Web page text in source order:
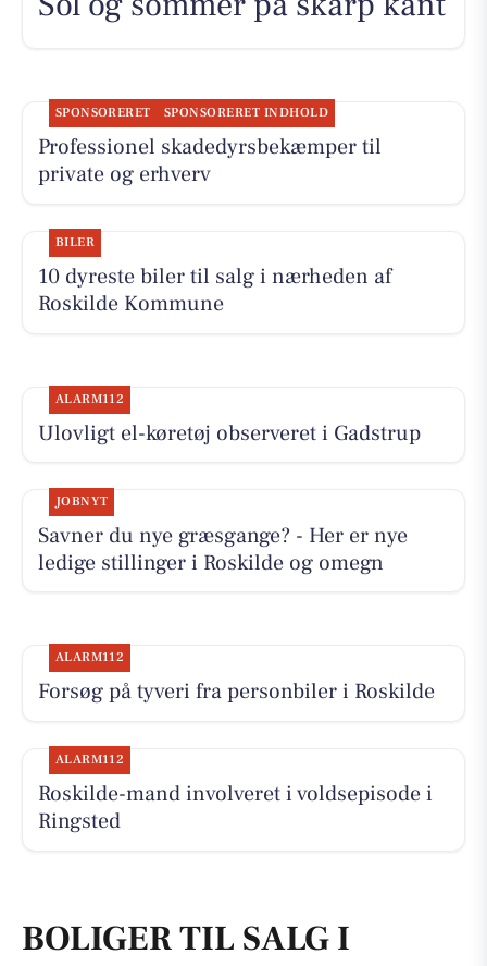
SPONSORERET SPONSORERET INDHOLD
Professionel skadedyrsbekæmper til
private og erhverv
BILER
10 dyreste biler til salg i nærheden af
Roskilde Kommune
ALARM112
Ulovligt el-køretøj observeret i Gadstrup
JOBNYT
Savner du nye græsgange? - Her er nye
ledige stillinger i Roskilde og omegn
ALARM112
Forsøg på tyveri fra personbiler i Roskilde
ALARM112
Roskilde-mand involveret i voldsepisode i
Ringsted
BOLIGER TIL SALG I